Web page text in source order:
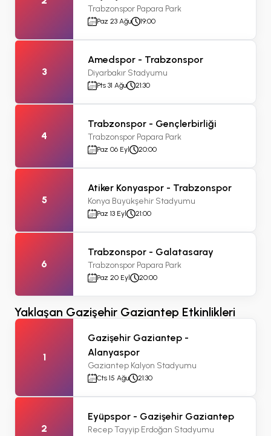
Trabzonspor Papara Park
Paz 23 Ağu 19:00
3
Amedspor - Trabzonspor
Diyarbakır Stadyumu
Pts 31 Ağu 21:30
4
Trabzonspor - Gençlerbirliği
Trabzonspor Papara Park
Paz 06 Eyl 20:00
5
Atiker Konyaspor - Trabzonspor
Konya Büyükşehir Stadyumu
Paz 13 Eyl 21:00
6
Trabzonspor - Galatasaray
Trabzonspor Papara Park
Paz 20 Eyl 20:00
Yaklaşan Gazişehir Gaziantep Etkinlikleri
1
Gazişehir Gaziantep -
Alanyaspor
Gaziantep Kalyon Stadyumu
Cts 15 Ağu 21:30
2
Eyüpspor - Gazişehir Gaziantep
Recep Tayyip Erdoğan Stadyumu